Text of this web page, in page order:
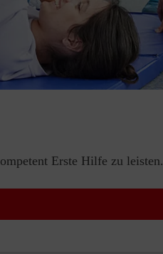
Erste Hilfe zu leisten.